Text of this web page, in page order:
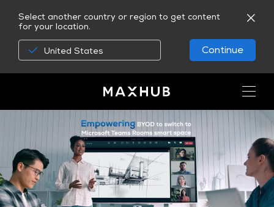
Select another country or region to get content
for your location.
United States Continue